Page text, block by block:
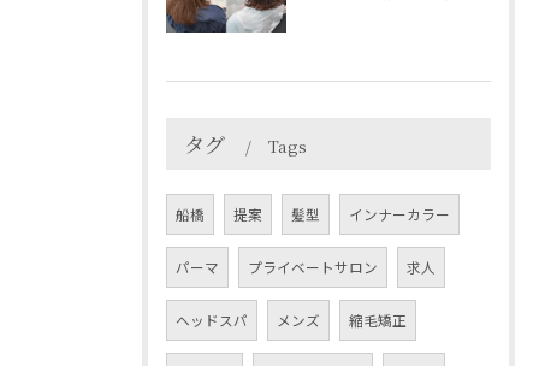
タグ Tags
船橋 提案 髪型 インナーカラー
パーマ プライベートサロン 求人
ヘッドスパ メンズ 縮毛矯正